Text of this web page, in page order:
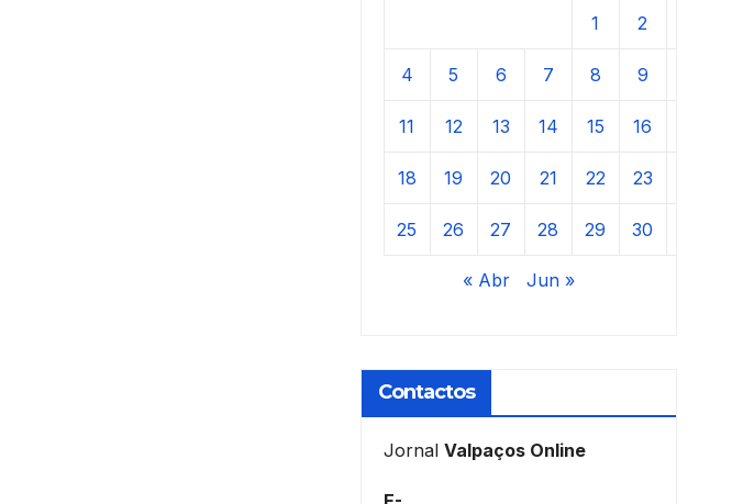
1 2
4 5 6 7 8 9
11 12 13 14 15 16
18 19 20 21 22 23
25 26 27 28 29 30
« Abr Jun »
Contactos
Jornal Valpaços Online